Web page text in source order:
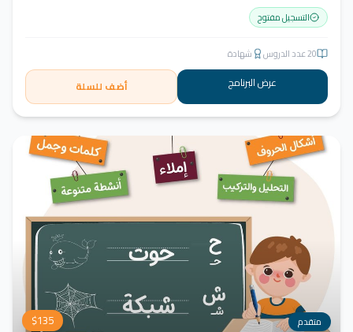
التسجيل مفتوح
20عدد الدروس شهادة
عرض البرنامج أضف للسلة
متقدم $135